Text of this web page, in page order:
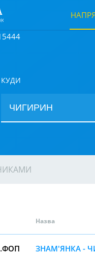
КУДИ
Назва
ЗНАМ'ЯНКА -